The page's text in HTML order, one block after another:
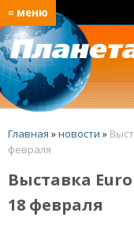
≡ меню
Главная »новости »
февраля
Выставка
18 февраля